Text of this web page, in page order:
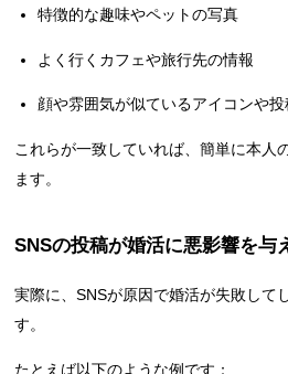
特徴的な趣味やペットの写真
よく行くカフェや旅行先の情報
顔や雰囲気が似ているアイコンや
これらが一致していれば、簡単に本人
ます。
SNSの投稿が婚活に悪影響を与
実際に、SNSが原因で婚活が失敗して
す。
たとえば以下のような例です：